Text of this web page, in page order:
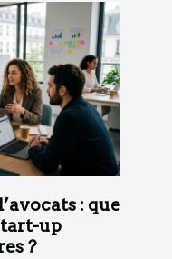
: que
up
?